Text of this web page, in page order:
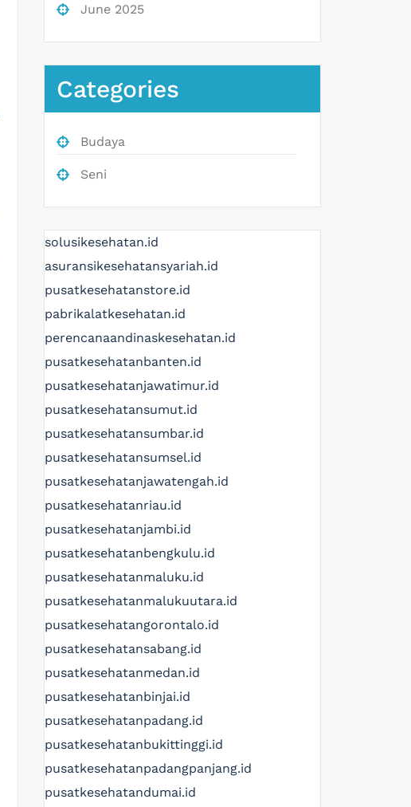
June 2025
Categories
Budaya
Seni
solusikesehatan.id
asuransikesehatansyariah.id
pusatkesehatanstore.id
pabrikalatkesehatan.id
perencanaandinaskesehatan.id
pusatkesehatanbanten.id
pusatkesehatanjawatimur.id
pusatkesehatansumut.id
pusatkesehatansumbar.id
pusatkesehatansumsel.id
pusatkesehatanjawatengah.id
pusatkesehatanriau.id
pusatkesehatanjambi.id
pusatkesehatanbengkulu.id
pusatkesehatanmaluku.id
pusatkesehatanmalukuutara.id
pusatkesehatangorontalo.id
pusatkesehatansabang.id
pusatkesehatanmedan.id
pusatkesehatanbinjai.id
pusatkesehatanpadang.id
pusatkesehatanbukittinggi.id
pusatkesehatanpadangpanjang.id
pusatkesehatandumai.id